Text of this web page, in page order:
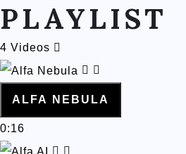
PLAYLIST
4 Videos
ALFA NEBULA
0:16